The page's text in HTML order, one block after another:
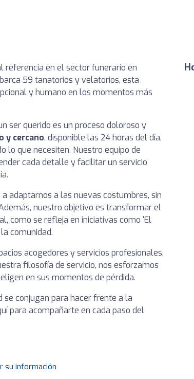
referencia en el sector funerario en
59 tanatorios y velatorios, esta
y humano en los momentos más
ser querido es un proceso doloroso y
y cercano, disponible las 24 horas del día,
lo que necesiten. Nuestro equipo de
cada detalle y facilitar un servicio
adaptarnos a las nuevas costumbres, sin
nuestro objetivo es transformar el
como se refleja en iniciativas como 'El
comunidad.
acogedores y servicios profesionales,
filosofía de servicio, nos esforzamos
en sus momentos de pérdida.
conjugan para hacer frente a la
para acompañarte en cada paso del
su información